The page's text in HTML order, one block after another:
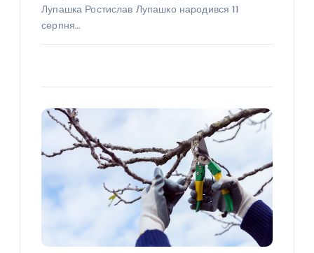
Лупашка Ростислав Лупашко народився 11
серпня…